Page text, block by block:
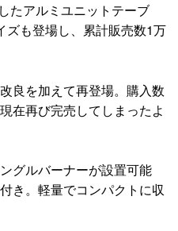
たアルミユニットテーブ
ズも登場し、累計販売数1万
良を加えて再登場。購入数
在再び完売してしまったよ
グルバーナーが設置可能
き。軽量でコンパクトに収